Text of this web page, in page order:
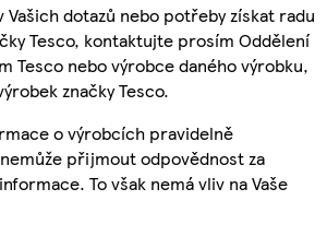
dotazů nebo potřeby získat radu
Tesco, kontaktujte prosím Oddělení
Tesco nebo výrobce daného výrobku,
značky Tesco.
o výrobcích pravidelně
přijmout odpovědnost za
To však nemá vliv na Vaše